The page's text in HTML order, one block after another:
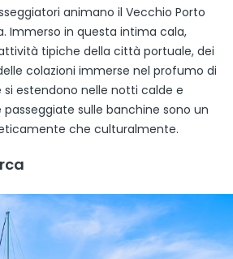
animano il Vecchio Porto
Immerso in questa intima cala,
tipiche della città portuale, dei
colazioni immerse nel profumo di
si estendono nelle notti calde e
sulle banchine sono un
che culturalmente.